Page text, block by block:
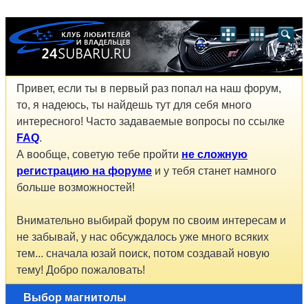
Привет, если ты в первый раз попал на наш форум,
то, я надеюсь, ты найдешь тут для себя много
интересного! Часто задаваемые вопросы по ссылке
FAQ.
А вообще, советую тебе пройти не сложную
регистрацию на форуме и у тебя станет намного
больше возможностей!
Внимательно выбирай форум по своим интересам и
не забывай, у нас обсуждалось уже много всяких
тем... сначала юзай поиск, потом создавай новую
тему! Добро пожаловать!
Выбор магнитолы